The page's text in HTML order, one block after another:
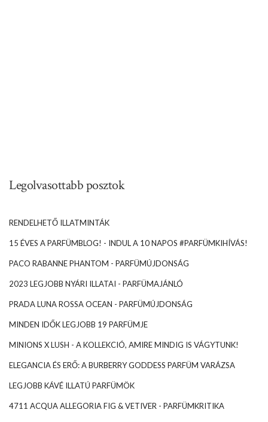
Legolvasottabb posztok
RENDELHETŐ ILLATMINTÁK
15 ÉVES A PARFÜMBLOG! - INDUL A 10 NAPOS #PARFÜMKIHÍVÁS!
PACO RABANNE PHANTOM - PARFÜMÚJDONSÁG
2023 LEGJOBB NYÁRI ILLATAI - PARFÜMAJÁNLÓ
PRADA LUNA ROSSA OCEAN - PARFÜMÚJDONSÁG
MINDEN IDŐK LEGJOBB 19 PARFÜMJE
MINIONS X LUSH - A KOLLEKCIÓ, AMIRE MINDIG IS VÁGYTUNK!
ELEGANCIA ÉS ERŐ: A BURBERRY GODDESS PARFÜM VARÁZSA
LEGJOBB KÁVÉ ILLATÚ PARFÜMÖK
4711 ACQUA ALLEGORIA FIG & VETIVER - PARFÜMKRITIKA